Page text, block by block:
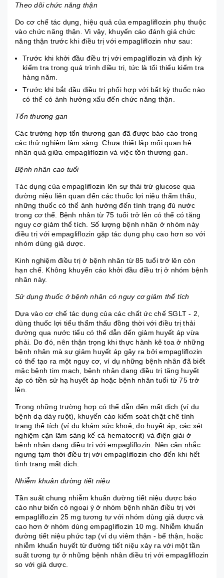
Theo dõi chức năng thận
Do cơ chế tác dụng, hiệu quả của empagliflozin phụ thuộc
vào chức năng thận. Vì vậy, khuyến cáo đánh giá chức
năng thận trước khi điều trị với empagliflozin như sau:
Trước khi khởi đầu điều trị với empagliflozin và định kỳ
kiểm tra trong quá trình điều trị, tức là tối thiểu kiểm tra
hàng năm.
Trước khi bắt đầu điều trị phối hợp với bất kỳ thuốc nào
có thể có ảnh hưởng xấu đến chức năng thận.
Tổn thương gan
Các trường hợp tổn thương gan đã được báo cáo trong
các thử nghiệm lâm sàng. Chưa thiết lập mối quan hệ
nhân quả giữa empagliflozin và việc tồn thương gan.
Bệnh nhân cao tuổi
Tác dụng của empagliflozin lên sự thải trừ glucose qua
đường niệu liên quan đến các thuốc lợi niệu thẩm thấu,
những thuốc có thể ảnh hưởng đến tình trạng đủ nước
trong cơ thể. Bệnh nhân từ 75 tuổi trở lên có thể có tăng
nguy cơ giảm thể tích. Số lượng bệnh nhân ở nhóm này
điều trị với empagliflozin gặp tác dụng phụ cao hơn so với
nhóm dùng giả dược.
Kinh nghiệm điều trị ở bệnh nhân từ 85 tuổi trở lên còn
hạn chế. Không khuyến cáo khởi đầu điều trị ở nhóm bệnh
nhân này.
Sử dụng thuốc ở bệnh nhân có nguy cơ giảm thể tích
Dựa vào cơ chế tác dụng của các chất ức chế SGLT - 2,
dùng thuốc lợi tiểu thẩm thấu đồng thời với điều trị thải
đường qua nước tiểu có thể dẫn đến giảm huyết áp vừa
phải. Do đó, nên thận trọng khi thực hành kê toa ở những
bệnh nhân mà sự giảm huyết áp gây ra bởi empagliflozin
có thể tạo ra một nguy cơ, ví dụ những bệnh nhân đã biết
mặc bệnh tim mạch, bệnh nhân đang điều trị tăng huyết
áp có tiền sử hạ huyết áp hoặc bệnh nhân tuổi từ 75 trở
lên.
Trong những trường hợp có thể dẫn đến mất dịch (ví dụ
bệnh dạ dày ruột), khuyến cáo kiểm soát chặt chẽ tình
trạng thể tích (ví dụ khám sức khoẻ, đo huyết áp, các xét
nghiệm cận lâm sàng kế cả hematocrit) và điện giải ở
bệnh nhân đang điều trị với empagliflozin. Nên cân nhắc
ngưng tạm thời điều trị với empagliflozin cho đến khi hết
tình trạng mất dịch.
Nhiễm khuân đường tiết niệu
Tần suất chung nhiễm khuẩn đường tiết niệu được báo
cáo như biến có ngoại ý ở nhóm bệnh nhân điều trị với
empagliflozin 25 mg tương tự với nhóm dùng giả dược và
cao hơn ở nhóm dùng empagliflozin 10 mg. Nhiễm khuẩn
đường tiết niệu phức tạp (ví dụ viêm thận - bể thận, hoặc
nhiễm khuẩn huyết từ đường tiết niệu xảy ra với một tần
suất tương tự ở những bệnh nhân điều trị với empagliflozin
so với giả dược.